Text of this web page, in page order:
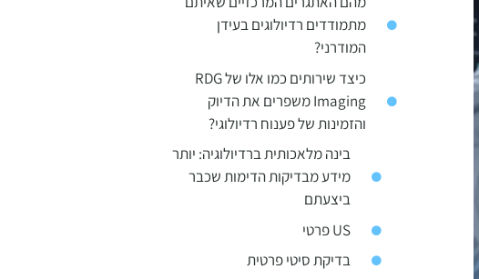
מתמודדים רדיולוגים בעידן
המודרני?
כיצד שירותים כמו אלו של RDG
Imaging משפרים את הדיוק
והזמינות של פענוח רדיולוגי?
בינה מלאכותית ברדיולוגיה: יותר
מידע מבדיקות הדימות שכבר
ביצעתם
US פרטי
בדיקת סיטי פרטית